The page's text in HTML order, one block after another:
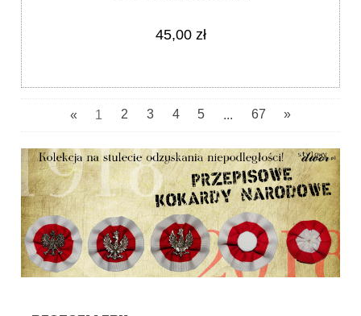
45,00 zł
« 1 2 3 4 5 ... 67 »